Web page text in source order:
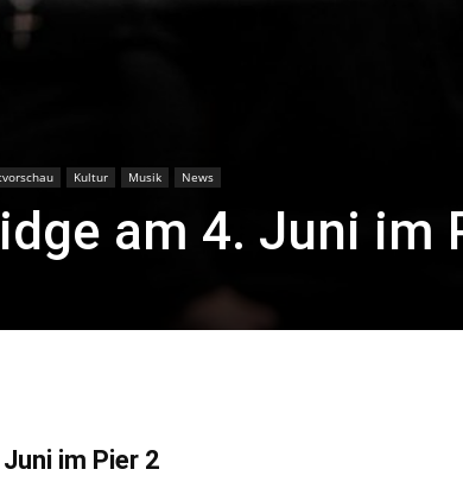
Kultur Musik News
am 4. Juni im
im Pier 2